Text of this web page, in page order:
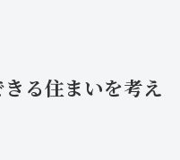
る住まいを考え